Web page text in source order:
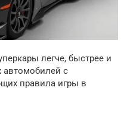
легче, быстрее и
автомобилей с
правила игры в